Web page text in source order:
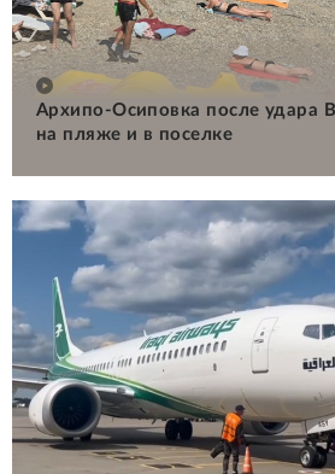
Архипо-Осиповка после удара
на пляже и в поселке